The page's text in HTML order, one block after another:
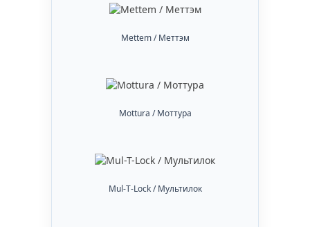
Mettem / Меттэм
Mottura / Моттура
Mul-T-Lock / Мультилок